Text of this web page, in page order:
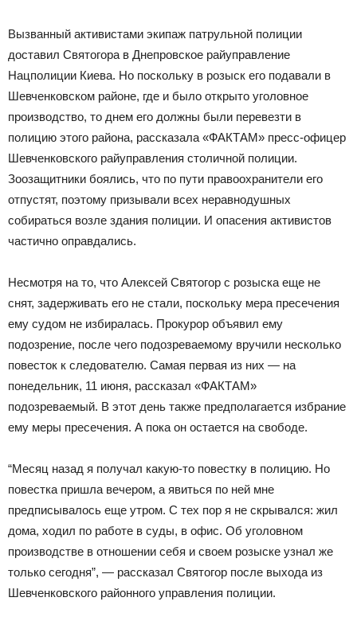
Вызванный активистами экипаж патрульной полиции
доставил Святогора в Днепровское райуправление
Нацполиции Киева. Но поскольку в розыск его подавали в
Шевченковском районе, где и было открыто уголовное
производство, то днем его должны были перевезти в
полицию этого района, рассказала «ФАКТАМ» пресс-офицер
Шевченковского райуправления столичной полиции.
Зоозащитники боялись, что по пути правоохранители его
отпустят, поэтому призывали всех неравнодушных
собираться возле здания полиции. И опасения активистов
частично оправдались.
Несмотря на то, что Алексей Святогор с розыска еще не
снят, задерживать его не стали, поскольку мера пресечения
ему судом не избиралась. Прокурор объявил ему
подозрение, после чего подозреваемому вручили несколько
повесток к следователю. Самая первая из них — на
понедельник, 11 июня, рассказал «ФАКТАМ»
подозреваемый. В этот день также предполагается избрание
ему меры пресечения. А пока он остается на свободе.
“Месяц назад я получал какую-то повестку в полицию. Но
повестка пришла вечером, а явиться по ней мне
предписывалось еще утром. С тех пор я не скрывался: жил
дома, ходил по работе в суды, в офис. Об уголовном
производстве в отношении себя и своем розыске узнал же
только сегодня”, — рассказал Святогор после выхода из
Шевченковского районного управления полиции.